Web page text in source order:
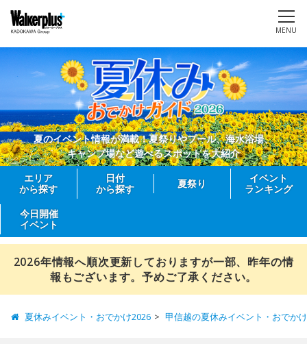
MENU
夏のイベント情報が満載！夏祭りやプール、海水浴場、
キャンプ場など遊べるスポットを大紹介
エリア
から探す
日付
から探す
夏祭り
イベント
ランキング
今日開催
イベント
2026年情報へ順次更新しておりますが一部、昨年の情
報もございます。予めご了承ください。
夏休みイベント・おでかけ2026 甲信越の夏休みイベント・おでか